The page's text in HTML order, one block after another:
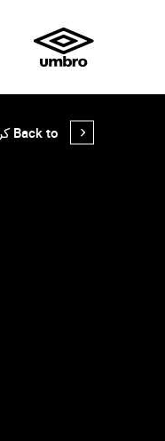
Back to كرة القدم